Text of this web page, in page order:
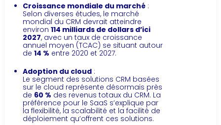
Croissance mondiale du marché :
Selon diverses études, le marché
mondial du CRM devrait atteindre
environ 114 milliards de dollars d’ici
2027, avec un taux de croissance
annuel moyen (TCAC) se situant autour
de 14 % entre 2020 et 2027.
Adoption du cloud :
Le segment des solutions CRM basées
sur le cloud représente désormais près
de 60 % des revenus totaux du CRM. La
préférence pour le SaaS s’explique par
la flexibilité, la scalabilité et la facilité de
déploiement qu’offrent ces solutions.